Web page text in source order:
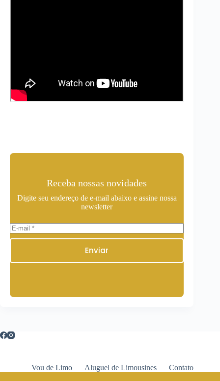
Receba nossas novidades
Digite seu endereço de e-mail abaixo e assine nossa
newsletter
Enviar
Vou de Limo Aluguel de Limousines Contato